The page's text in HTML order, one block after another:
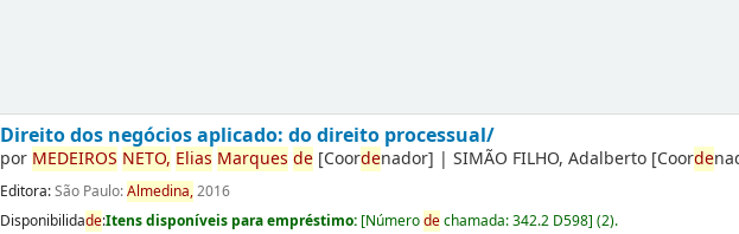
Direito dos negócios aplicado: do direito processual/
por MEDEIROS NETO, Elias Marques de [Coordenador] |SIMÃO FILHO, Adalberto [Coorde
Editora:São Paulo:Almedina,2016
Disponibilidade:Itens disponíveis para empréstimo: [Númerodechamada:342.2 D598](2).